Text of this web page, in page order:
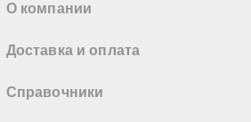
О компании
Доставка и оплата
Справочники